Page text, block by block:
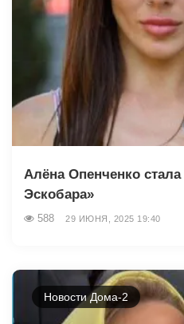
Алёна Опенченко
Эскобара»
588 29 ИЮНЯ, 2025 19:40
Новости Дома-2